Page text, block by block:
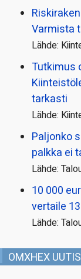
Varmista
Lähde:
Tutkimus
tarkasti
Lähde:
Paljonko
palkka ei
Lähde:
10 000
vertaile
Lähde:
OMXHEX